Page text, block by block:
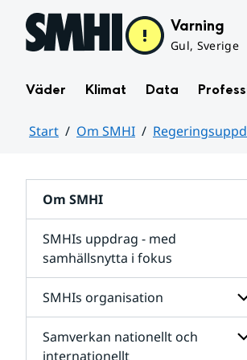
Hoppa till sidans innehåll Varning
Gul, Sverige
Väder Klimat Data
Start Om SMHI
Om SMHI
SMHIs uppdrag - med
samhällsnytta i fokus
SMHIs organisation
Samverkan nationellt och
internationellt